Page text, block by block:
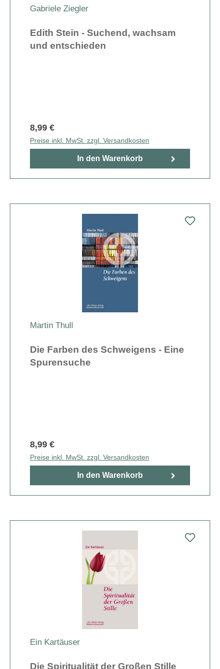
Gabriele Ziegler
Edith Stein - Suchend, wachsam
und entschieden
8,99 €
Preise inkl. MwSt. zzgl. Versandkosten
In den Warenkorb
Martin Thull
Die Farben des Schweigens - Eine
Spurensuche
8,99 €
Preise inkl. MwSt. zzgl. Versandkosten
In den Warenkorb
Ein Kartäuser
Die Spiritualität der Großen Stille